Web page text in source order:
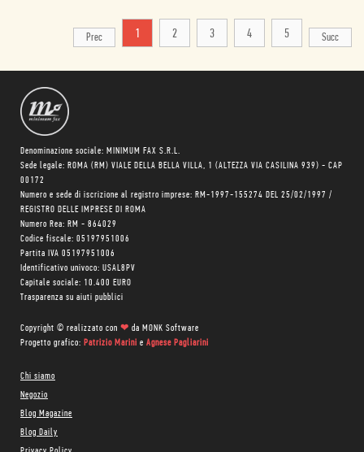
Prec 1 2 3 4 5 Succ
Denominazione sociale: MINIMUM FAX S.R.L.
Sede legale: ROMA (RM) VIALE DELLA BELLA VILLA, 1 (ALTEZZA VIA CASILINA 939) - CAP
00172
Numero e sede di iscrizione al registro imprese: RM-1997-155274 DEL 25/02/1997 /
REGISTRO DELLE IMPRESE DI ROMA
Numero Rea: RM - 864029
Codice fiscale: 05197951006
Partita IVA 05197951006
Identificativo univoco: USAL8PV
Capitale sociale: 10.400 EURO
Trasparenza su aiuti pubblici
Copyright © realizzato con ❤ da MONK Software
Progetto grafico: Patrizio Marini e Agnese Pagliarini
Chi siamo
Negozio
Blog Magazine
Blog Daily